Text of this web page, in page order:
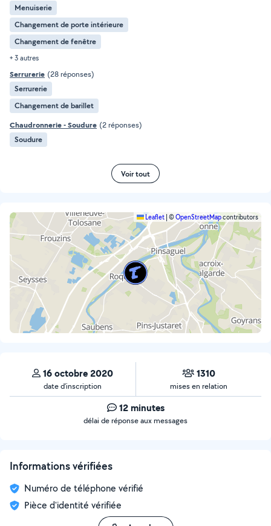
Menuiserie
Changement de porte intérieure
Changement de fenêtre
+ 3 autres
Serrurerie (28 réponses)
Serrurerie
Changement de barillet
Chaudronnerie - Soudure (2 réponses)
Soudure
Voir tout
Leaflet ©OpenStreetMapcontributors
16 octobre 2020
date d’inscription
1310
mises en relation
12 minutes
délai de réponse aux messages
Informations vérifiées
Numéro de téléphone vérifié
Pièce d'identité vérifiée